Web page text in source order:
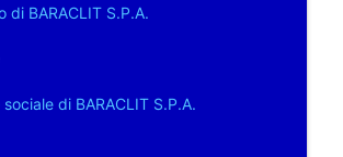
di BARACLIT S.P.A.
di BARACLIT S.P.A.